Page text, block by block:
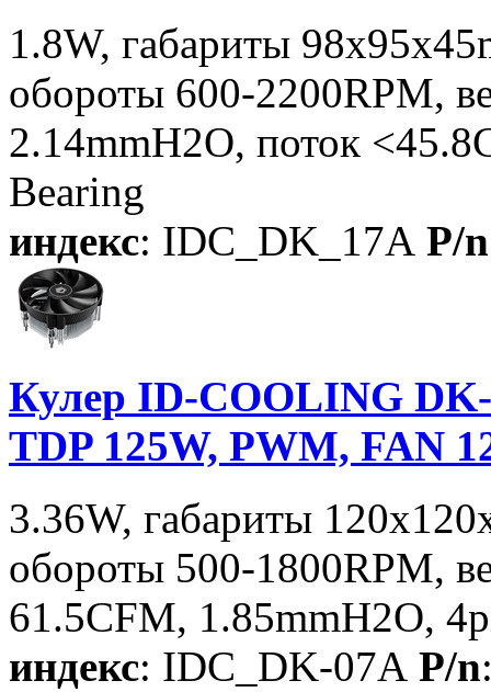
1.8W, габариты
обороты 600-2200RPM,
2.14mmH2O, поток
Bearing
индекс: IDC_DK_17A P/n
Кулер ID-COOLING
TDP 125W, PWM, FAN
3.36W, габариты
обороты 500-1800RPM,
61.5CFM, 1.85mmH2O,
индекс: IDC_DK-07A P/n